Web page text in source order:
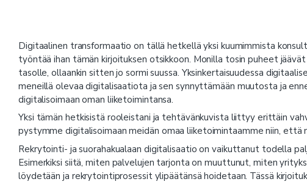
Digitaalinen transformaatio on tällä hetkellä yksi kuumimmista
työntää ihan tämän kirjoituksen otsikkoon. Monilla tosin puheet
tasolle, ollaankin sitten jo sormi suussa. Yksinkertaisuudessa
meneillä olevaa digitalisaatiota ja sen synnyttämään muutosta ja
digitalisoimaan oman liiketoimintansa.
Yksi tämän hetkisistä rooleistani ja tehtävänkuvista liittyy erittäin
pystymme digitalisoimaan meidän omaa liiketoimintaamme niin, että
Rekrytointi- ja suorahakualaan digitalisaatio on vaikuttanut todella
Esimerkiksi siitä, miten palvelujen tarjonta on muuttunut, miten
löydetään ja rekrytointiprosessit ylipäätänsä hoidetaan. Tässä